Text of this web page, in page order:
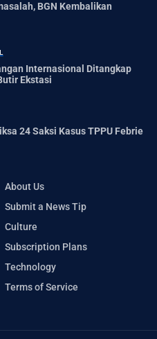
BGN Kembalikan
Internasional Ditangkap
Ekstasi
24 Saksi Kasus TPPU Febrie
About Us
Submit a News Tip
Culture
Subscription Plans
Technology
Terms of Service